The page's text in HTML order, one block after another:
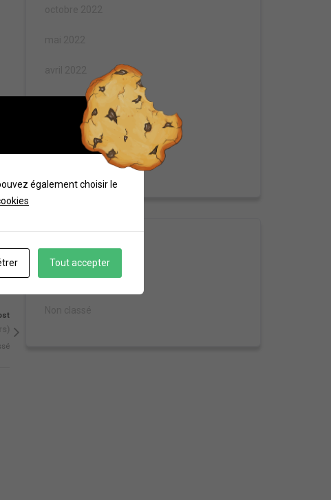
mars 2022
décembre 2021
novembre 2021
Catégories
Généalogie
également choisir le
Tout accepter